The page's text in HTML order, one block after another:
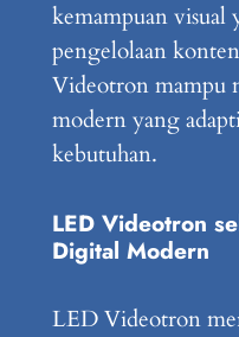
kemampuan visual
pengelolaan
Videotron mampu
modern yang
kebutuhan.
LED Videotron
Digital Modern
LED Videotron